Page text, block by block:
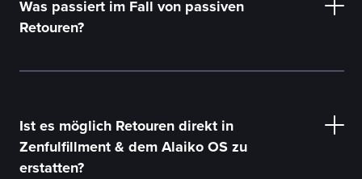
Was passiert im Fall von passiven
Retouren?
Ist es möglich Retouren direkt in
Zenfulfillment & dem Alaiko OS zu
erstatten?